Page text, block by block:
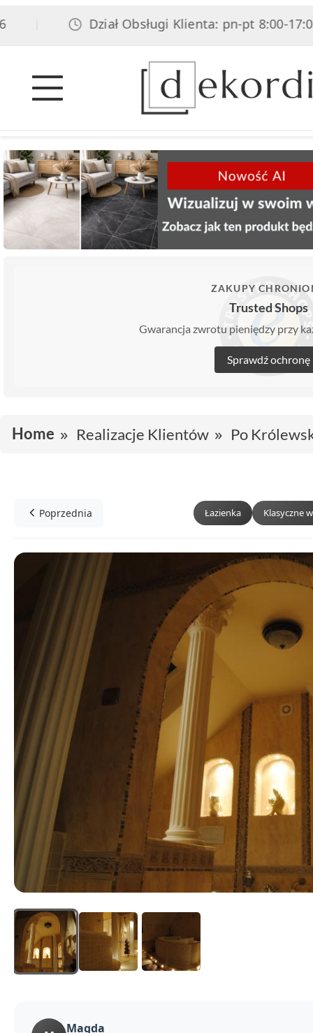
| Dział Obsługi Klienta: pn-pt 8:00-17:00,
ZAKUPY
Trusted Shops
Gwarancja zwrotu pieniędzy przy
Sprawdź ochronę
Home Realizacje Klientów Po
Poprzednia Łazienka Klasyczne
Magda